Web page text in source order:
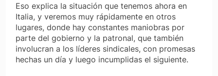
Eso explica la situación que tenemos ahora en
Italia, y veremos muy rápidamente en otros
lugares, donde hay constantes maniobras por
parte del gobierno y la patronal, que también
involucran a los líderes sindicales, con promesas
hechas un día y luego incumplidas el siguiente.